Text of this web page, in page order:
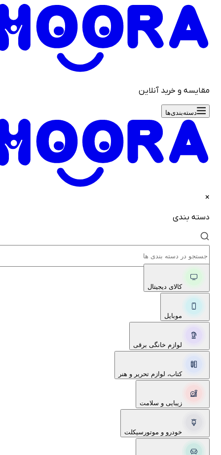
و خرید آنلاین
دسته‌بندی‌ها
بندی
کالای دیجیتال
موبایل
لوازم خانگی برقی
کتاب، لوازم تحریر و هنر
زیبایی و سلامت
خودرو و موتورسیکلت